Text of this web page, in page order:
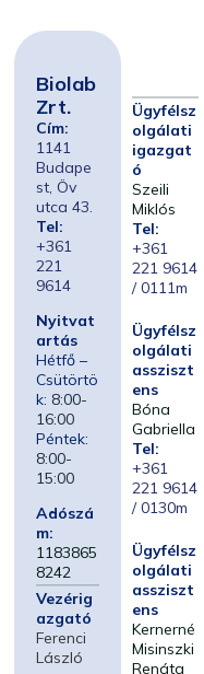
Biolab
Zrt.
Cím:
1141
Budape
st, Öv
utca 43.
Tel:
+361
221
9614
Nyitvat
artás
Hétfő –
Csütörtö
k: 8:00-
16:00
Péntek:
8:00-
15:00
Adószá
m:
1183865
8242
Vezérig
azgató
Ferenci
László
Ügyfélsz
olgálati
igazgat
ó
Szeili
Miklós
Tel:
+361
221 9614
/ 0111m
Ügyfélsz
olgálati
assziszt
ens
Bóna
Gabriella
Tel:
+361
221 9614
/ 0130m
Ügyfélsz
olgálati
assziszt
ens
Kernerné
Misinszki
Renáta